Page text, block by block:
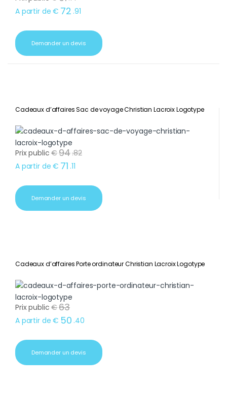
A partir de € 72 .91
Demander un devis
Cadeaux d’affaires Sac de voyage Christian Lacroix Logotype
Prix public €94.82
A partir de € 71 .11
Demander un devis
Cadeaux d’affaires Porte ordinateur Christian Lacroix Logotype
Prix public €63
A partir de € 50 .40
Demander un devis